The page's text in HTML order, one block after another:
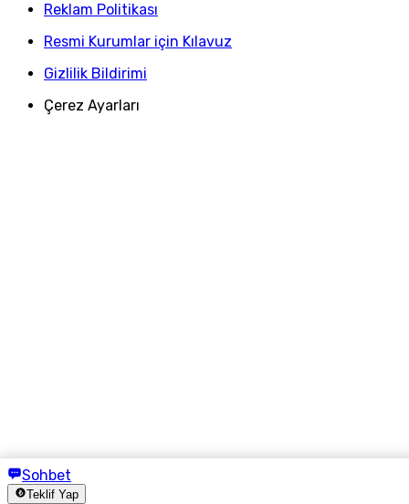
Sohbet
Teklif Yap
Reklam Politikası
Resmi Kurumlar için Kılavuz
Gizlilik Bildirimi
Çerez Ayarları